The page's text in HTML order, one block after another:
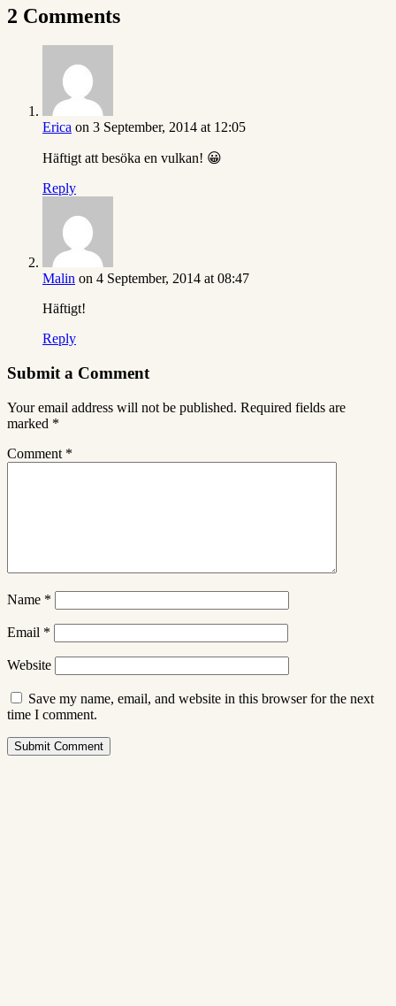
2 Comments
Erica on 3 September, 2014 at 12:05
Häftigt att besöka en vulkan! 😀
Reply
Malin on 4 September, 2014 at 08:47
Häftigt!
Reply
Submit a Comment
Your email address will not be published. Required fields are
marked *
Comment *
Name *
Email *
Website
Save my name, email, and website in this browser for the next
time I comment.
Submit Comment